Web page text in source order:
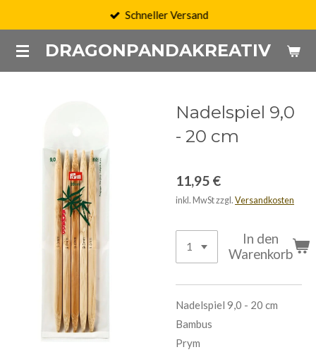
springenDRAGONPANDAKREATIV
Schneller Versand
Nadelspiel 9,0
- 20 cm
11,95 €
inkl. MwSt zzgl. Versandkosten
In den
Warenkorb
Nadelspiel 9,0 - 20 cm
Bambus
Prym